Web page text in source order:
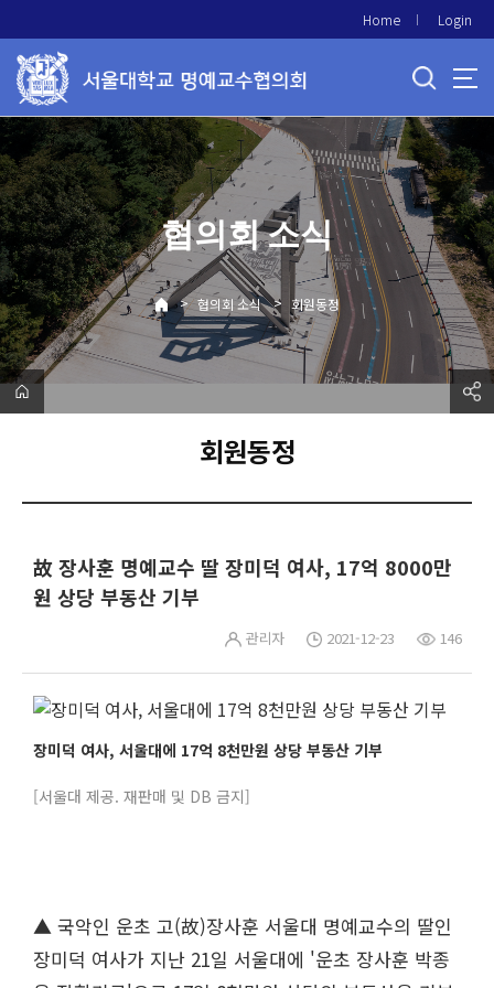
로
메
뉴
Home Login
협의회 소식
> 협의회 소식 > 회원동정
회원동정
故 장사훈 명예교수 딸 장미덕 여사, 17억 8000만
원 상당 부동산 기부
관리자 2021-12-23 146
장미덕 여사, 서울대에 17억 8천만원 상당 부동산 기부
[서울대 제공. 재판매 및 DB 금지]
▲ 국악인 운초 고(故)장사훈 서울대 명예교수의 딸인
장미덕 여사가 지난 21일 서울대에 '운초 장사훈 박종